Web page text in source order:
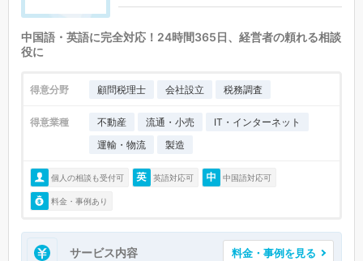
中国語・英語に完全対応！24時間365日、経営者の頼れる相談
役に
得意分野 顧問税理士 会社設立 税務調査
得意業種 不動産 流通・小売
IT・インターネット
運輸・物流
製造
個人の相談も受付可 英語対応可 中国語対応可
料金・事例あり
サービス内容 料金・事例を見る